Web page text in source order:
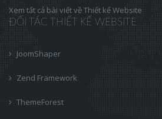
Xem tất cả bài viết về Thiết kế Website
ĐỐI TÁC THIẾT KẾ WEBSITE
JoomShaper
Zend Framework
ThemeForest